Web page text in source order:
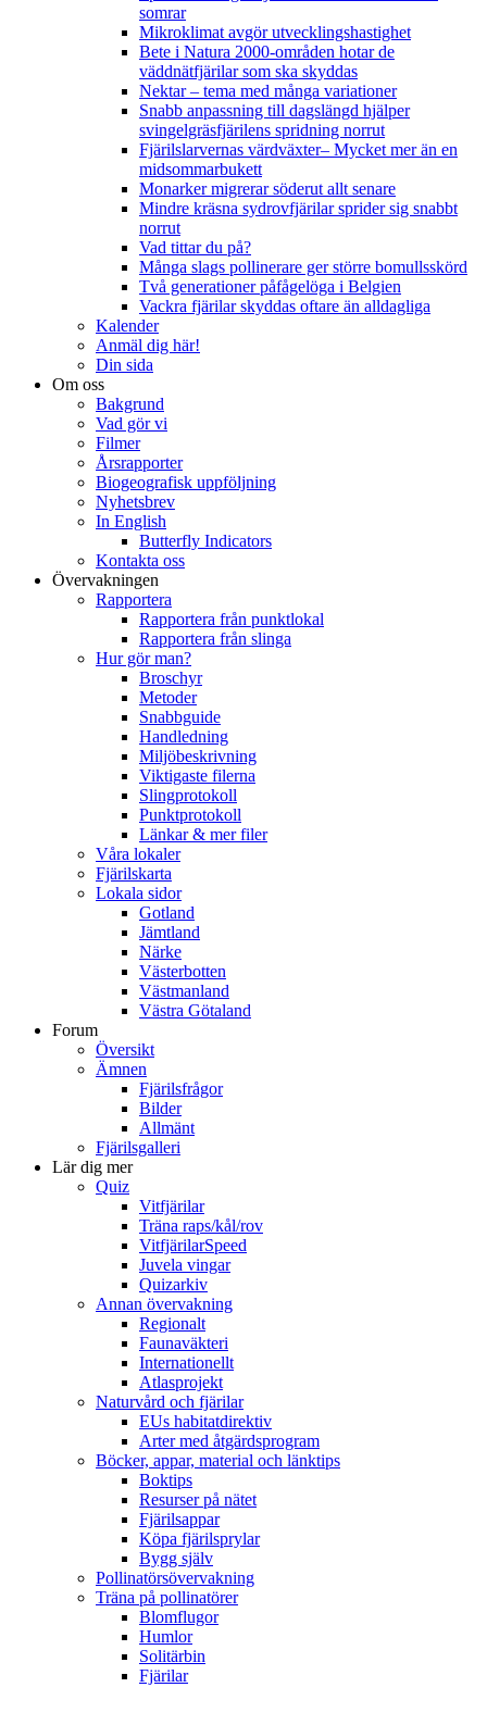
somrar
Mikroklimat avgör utvecklingshastighet
Bete i Natura 2000-områden hotar de
väddnätfjärilar som ska skyddas
Nektar – tema med många variationer
Snabb anpassning till dagslängd hjälper
svingelgräsfjärilens spridning norrut
Fjärilslarvernas värdväxter– Mycket mer än en
midsommarbukett
Monarker migrerar söderut allt senare
Mindre kräsna sydrovfjärilar sprider sig snabbt
norrut
Vad tittar du på?
Många slags pollinerare ger större bomullsskörd
Två generationer påfågelöga i Belgien
Vackra fjärilar skyddas oftare än alldagliga
Kalender
Anmäl dig här!
Din sida
Om oss
Bakgrund
Vad gör vi
Filmer
Årsrapporter
Biogeografisk uppföljning
Nyhetsbrev
In English
Butterfly Indicators
Kontakta oss
Övervakningen
Rapportera
Rapportera från punktlokal
Rapportera från slinga
Hur gör man?
Broschyr
Metoder
Snabbguide
Handledning
Miljöbeskrivning
Viktigaste filerna
Slingprotokoll
Punktprotokoll
Länkar & mer filer
Våra lokaler
Fjärilskarta
Lokala sidor
Gotland
Jämtland
Närke
Västerbotten
Västmanland
Västra Götaland
Forum
Översikt
Ämnen
Fjärilsfrågor
Bilder
Allmänt
Fjärilsgalleri
Lär dig mer
Quiz
Vitfjärilar
Träna raps/kål/rov
VitfjärilarSpeed
Juvela vingar
Quizarkiv
Annan övervakning
Regionalt
Faunaväkteri
Internationellt
Atlasprojekt
Naturvård och fjärilar
EUs habitatdirektiv
Arter med åtgärdsprogram
Böcker, appar, material och länktips
Boktips
Resurser på nätet
Fjärilsappar
Köpa fjärilsprylar
Bygg själv
Pollinatörsövervakning
Träna på pollinatörer
Blomflugor
Humlor
Solitärbin
Fjärilar